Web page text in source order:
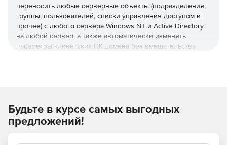
переносить любые серверные объекты (подразделения,
группы, пользователей, списки управления доступом и
прочее) с любого сервера Windows NT и Active Directory
на любой сервер, а также автоматически изменять
параметры клиентских ПК домена без вмешательства
Полнофункциональная миграция доменов Windows NT
и Active Directory.
Будьте в курсе самых выгодных
предложений!